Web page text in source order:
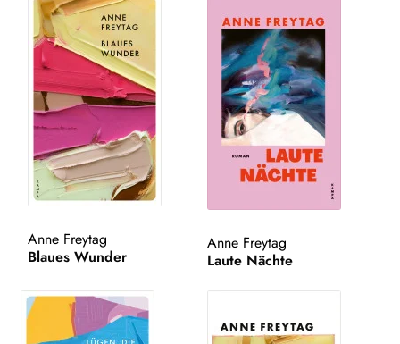
Anne Freytag
Blaues Wunder
Anne Freytag
Laute Nächte